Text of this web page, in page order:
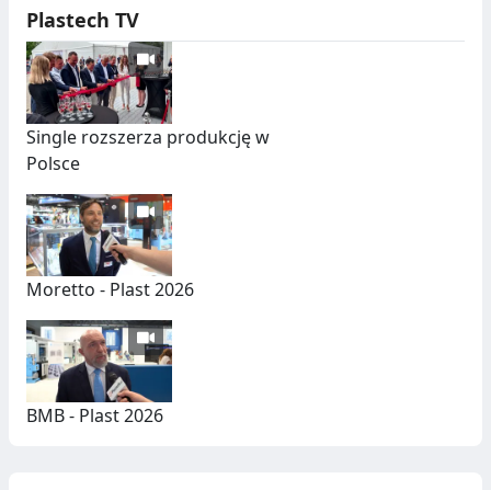
Plastech TV
Single rozszerza produkcję w
Polsce
Moretto - Plast 2026
BMB - Plast 2026